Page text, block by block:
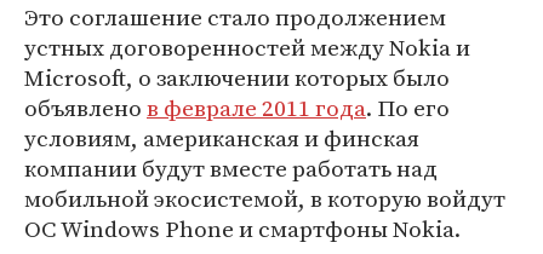
Это соглашение стало продолжением
устных договоренностей между Nokia и
Microsoft, о заключении которых было
объявленов феврале 2011 года. По его
условиям, американская и финская
компании будут вместе работать над
мобильной экосистемой, в которую войдут
ОС Windows Phone и смартфоны Nokia.